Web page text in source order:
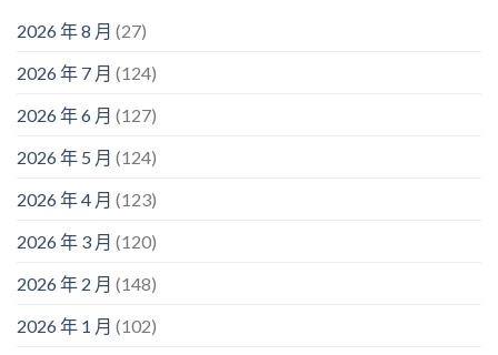
2026 年 8 月 (27)
2026 年 7 月 (124)
2026 年 6 月 (127)
2026 年 5 月 (124)
2026 年 4 月 (123)
2026 年 3 月 (120)
2026 年 2 月 (148)
2026 年 1 月 (102)